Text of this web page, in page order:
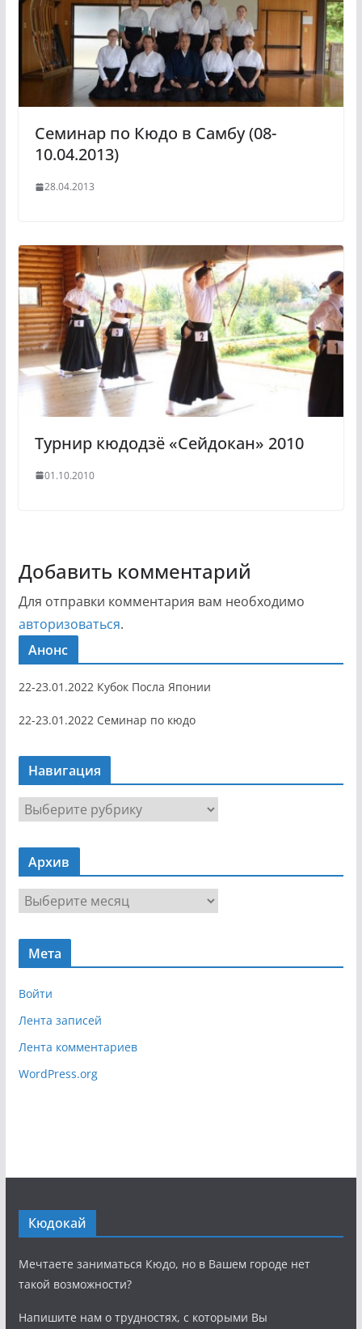
Семинар по Кюдо в Самбу (08-
10.04.2013)
28.04.2013
Турнир кюдодзё «Сейдокан» 2010
01.10.2010
Добавить комментарий
Для отправки комментария вам необходимо
авторизоваться.
Анонс
22-23.01.2022 Кубок Посла Японии
22-23.01.2022 Семинар по кюдо
Навигация
Н
а
в
г
я
Архив
р
х
Мета
Войти
Лента записей
Лента комментариев
WordPress.org
Кюдокай
Мечтаете заниматься Кюдо, но в Вашем городе нет
такой возможности?
Напишите нам о трудностях, с которыми Вы